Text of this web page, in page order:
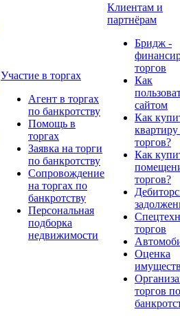
Участие в торгах
Агент в торгах
по банкротству
Помощь в
торгах
Заявка на торги
по банкротству
Сопровождение
на торгах по
банкротству
Персональная
подборка
недвижимости
Клиентам и
партнёрам
Бридж -
торгов
Как
сайтом
Как
квартиру
торгов?
Как
торгов?
торгов
Оценка
торгов по